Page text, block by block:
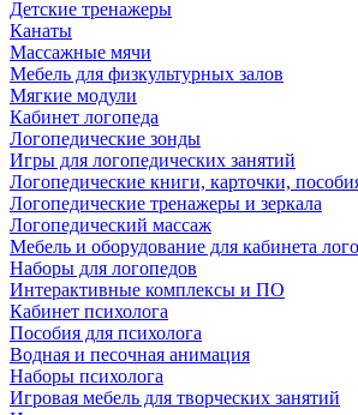
Детские тренажеры
Канаты
Массажные мячи
Мебель для физкультурных залов
Мягкие модули
Кабинет логопеда
Логопедические зонды
Игры для логопедических занятий
Логопедические книги, карточки,
Логопедические тренажеры и зеркала
Логопедический массаж
Мебель и оборудование для кабинета
Наборы для логопедов
Интерактивные комплексы и ПО
Кабинет психолога
Пособия для психолога
Водная и песочная анимация
Наборы психолога
Игровая мебель для творческих занятий